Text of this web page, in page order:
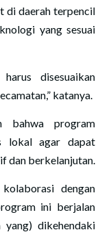
di daerah terpencil
yang sesuai
disesuaikan
katanya.
bahwa program
lokal agar dapat
dan berkelanjutan.
dengan
ini berjalan
dikehendaki